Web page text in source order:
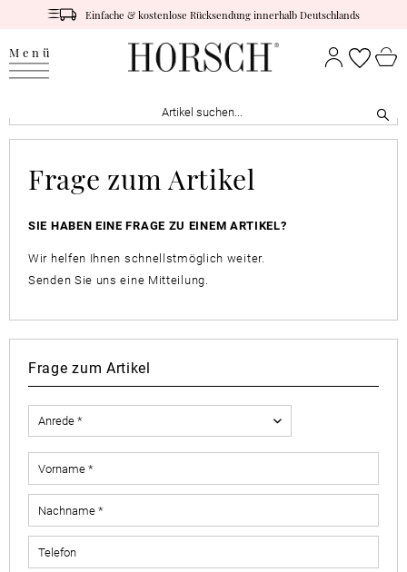
Einfache & kostenlose Rücksendung innerhalb Deutschlands
Menü
Frage zum Artikel
SIE HABEN EINE FRAGE ZU EINEM ARTIKEL?
Wir helfen Ihnen schnellstmöglich weiter.
Senden Sie uns eine Mitteilung.
Frage zum Artikel